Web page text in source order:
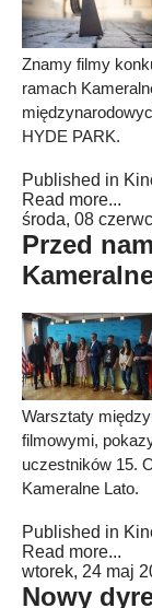
Znamy filmy
ramach
HYDE PARK.
Published in
Read more...
środa, 08
Przed
Warsztaty
filmowymi,
uczestników 15.
Kameralne Lato.
Published in
Read more...
wtorek, 24 maj
Nowy